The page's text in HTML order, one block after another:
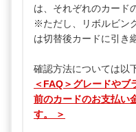
は、それぞれのカード
※ただし、リボルビン
は切替後カードに引き
確認方法については以
＜FAQ＞グレードやブ
前のカードのお支払い
す。 ＞